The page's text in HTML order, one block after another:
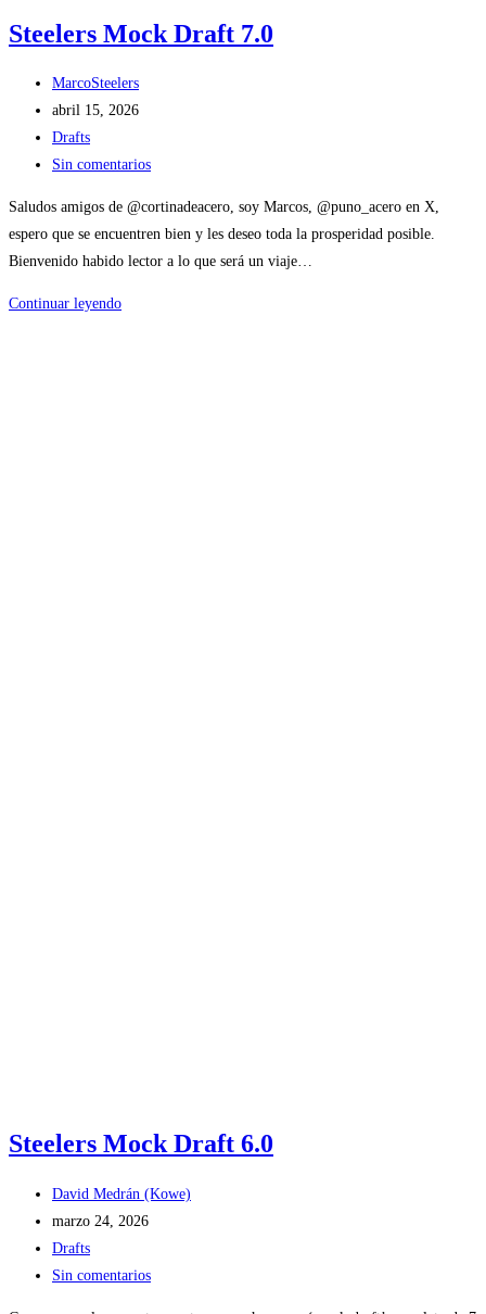
Steelers Mock Draft 7.0
Autor
de
la
entrada:
MarcoSteelers
Publicación
de
la
abril 15, 2026
Categoría
de
entrada:
Drafts
Comentarios
entrada:
Sin comentarios
Saludos amigos de @cortinadeacero, soy Marcos, @puno_acero en X,
espero que se encuentren bien y les deseo toda la prosperidad posible.
Bienvenido habido lector a lo que será un viaje…
Continuar leyendoSteelers
Steelers Mock Draft 6.0
Autor
de
la
entrada:
David Medrán (Kowe)
Publicación
de
la
marzo 24, 2026
Categoría
de
Drafts
Comentarios
Sin comentarios